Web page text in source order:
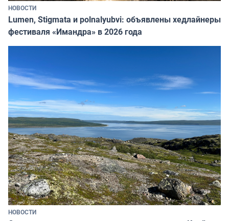
НОВОСТИ
Lumen, Stigmata и polnalyubvi: объявлены хедлайнеры
фестиваля «Имандра» в 2026 года
НОВОСТИ